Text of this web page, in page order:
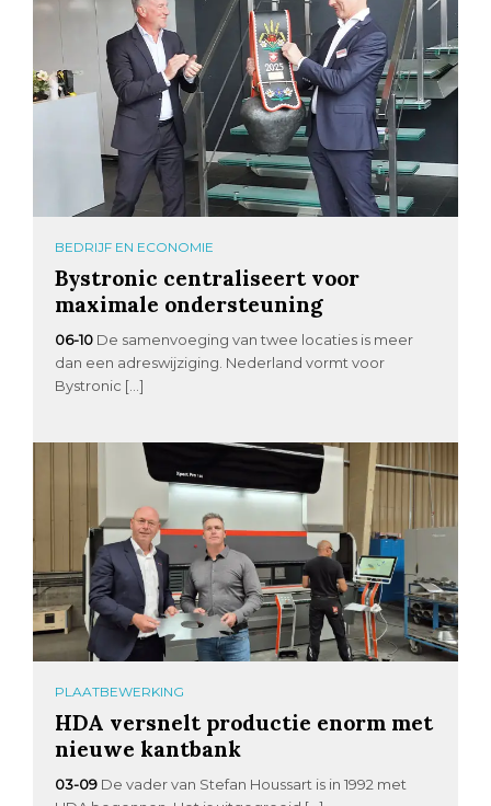
BEDRIJF EN ECONOMIE
Bystronic centraliseert voor
maximale ondersteuning
06-10 De samenvoeging van twee locaties is meer
dan een adreswijziging. Nederland vormt voor
Bystronic […]
PLAATBEWERKING
HDA versnelt productie enorm met
nieuwe kantbank
03-09 De vader van Stefan Houssart is in 1992 met